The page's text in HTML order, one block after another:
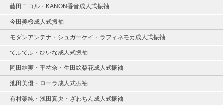
藤田ニコル・KANON香音成人式振袖
今田美桜成人式振袖
モダンアンテナ・シュガーケイ・ラフィネモカ成人式振袖
てふてふ・ひいな成人式振袖
岡田結実・平祐奈・生田絵梨花成人式振袖
池田美優・ローラ成人式振袖
有村架純・浅田真央・ざわちん成人式振袖